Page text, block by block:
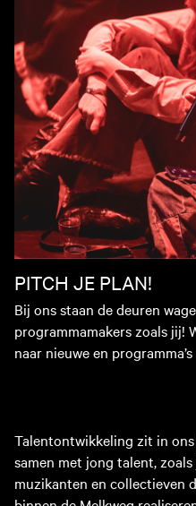
PITCH JE PLAN!
Bij ons staan de deuren
programmamakers zoals jij!
naar nieuwe en
Talentontwikkeling zit in
samen met jong talent,
muzikanten en collectieven